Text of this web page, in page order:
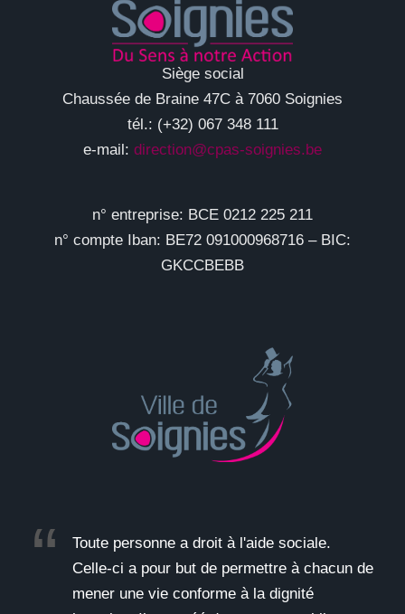
Siège social
Chaussée de Braine 47C à 7060 Soignies
tél.: (+32) 067 348 111
e-mail: direction@cpas-soignies.be
n° entreprise: BCE 0212 225 211
n° compte Iban: BE72 091000968716 – BIC:
GKCCBEBB
Toute personne a droit à l'aide sociale.
Celle-ci a pour but de permettre à chacun de
mener une vie conforme à la dignité